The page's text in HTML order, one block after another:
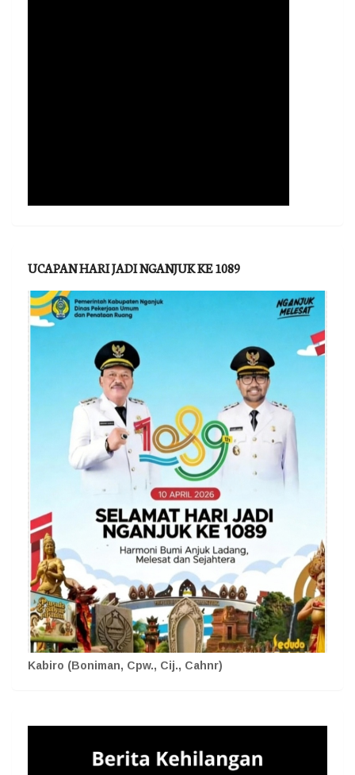
UCAPAN HARI JADI NGANJUK KE 1089
Kabiro (Boniman, Cpw., Cij., Cahnr)